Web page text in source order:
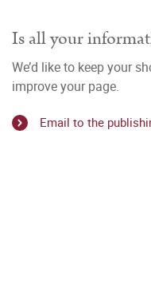
Is all your
We’d like to keep your
improve your page.
Email to the